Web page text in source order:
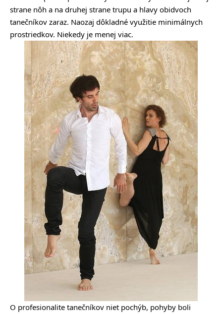
strane nôh a na druhej strane trupu a hlavy obidvoch
tanečníkov zaraz. Naozaj dôkladné využitie minimálnych
prostriedkov. Niekedy je menej viac.
O profesionalite tanečníkov niet pochýb, pohyby boli